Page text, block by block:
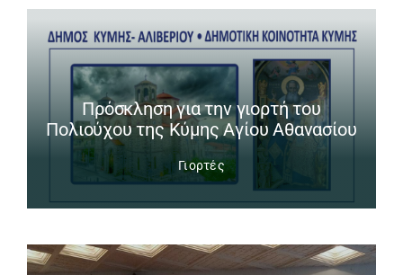
Πρόσκληση για την γιορτή του
Πολιούχου της Κύμης Αγίου Αθανασίου
Γιορτές